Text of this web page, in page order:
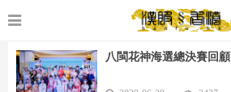
八閩花神海選總決賽回顧